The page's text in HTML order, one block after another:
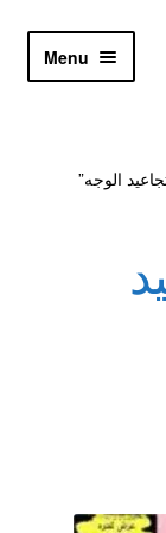
Menu
الوجه”